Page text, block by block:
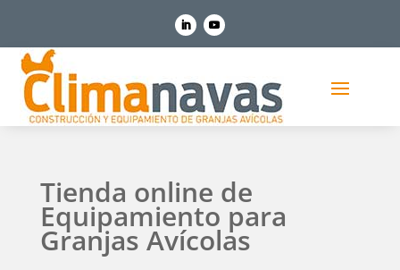
Tienda online de
Equipamiento para
Granjas Avícolas